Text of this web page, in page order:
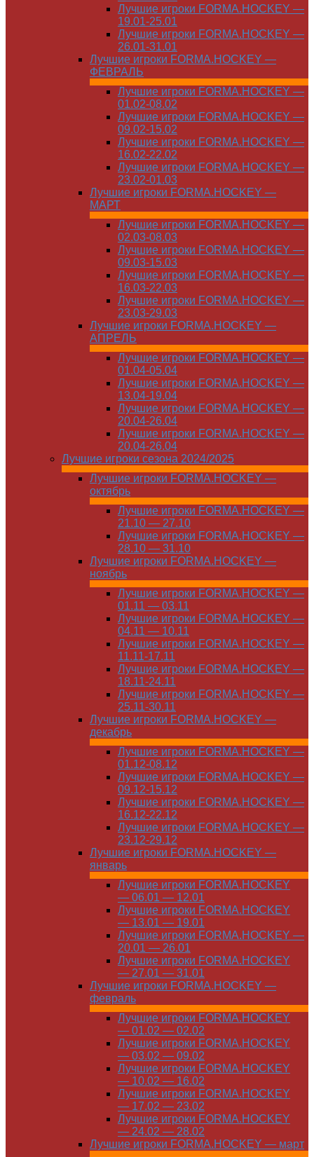
Лучшие игроки FORMA.HOCKEY —
19.01-25.01
Лучшие игроки FORMA.HOCKEY —
26.01-31.01
Лучшие игроки FORMA.HOCKEY —
ФЕВРАЛЬ
Лучшие игроки FORMA.HOCKEY —
01.02-08.02
Лучшие игроки FORMA.HOCKEY —
09.02-15.02
Лучшие игроки FORMA.HOCKEY —
16.02-22.02
Лучшие игроки FORMA.HOCKEY —
23.02-01.03
Лучшие игроки FORMA.HOCKEY —
МАРТ
Лучшие игроки FORMA.HOCKEY —
02.03-08.03
Лучшие игроки FORMA.HOCKEY —
09.03-15.03
Лучшие игроки FORMA.HOCKEY —
16.03-22.03
Лучшие игроки FORMA.HOCKEY —
23.03-29.03
Лучшие игроки FORMA.HOCKEY —
АПРЕЛЬ
Лучшие игроки FORMA.HOCKEY —
01.04-05.04
Лучшие игроки FORMA.HOCKEY —
13.04-19.04
Лучшие игроки FORMA.HOCKEY —
20.04-26.04
Лучшие игроки FORMA.HOCKEY —
20.04-26.04
Лучшие игроки сезона 2024/2025
Лучшие игроки FORMA.HOCKEY —
октябрь
Лучшие игроки FORMA.HOCKEY —
21.10 — 27.10
Лучшие игроки FORMA.HOCKEY —
28.10 — 31.10
Лучшие игроки FORMA.HOCKEY —
ноябрь
Лучшие игроки FORMA.HOCKEY —
01.11 — 03.11
Лучшие игроки FORMA.HOCKEY —
04.11 — 10.11
Лучшие игроки FORMA.HOCKEY —
11.11-17.11
Лучшие игроки FORMA.HOCKEY —
18.11-24.11
Лучшие игроки FORMA.HOCKEY —
25.11-30.11
Лучшие игроки FORMA.HOCKEY —
декабрь
Лучшие игроки FORMA.HOCKEY —
01.12-08.12
Лучшие игроки FORMA.HOCKEY —
09.12-15.12
Лучшие игроки FORMA.HOCKEY —
16.12-22.12
Лучшие игроки FORMA.HOCKEY —
23.12-29.12
Лучшие игроки FORMA.HOCKEY —
январь
Лучшие игроки FORMA.HOCKEY
— 06.01 — 12.01
Лучшие игроки FORMA.HOCKEY
— 13.01 — 19.01
Лучшие игроки FORMA.HOCKEY —
20.01 — 26.01
Лучшие игроки FORMA.HOCKEY
— 27.01 — 31.01
Лучшие игроки FORMA.HOCKEY —
февраль
Лучшие игроки FORMA.HOCKEY
— 01.02 — 02.02
Лучшие игроки FORMA.HOCKEY
— 03.02 — 09.02
Лучшие игроки FORMA.HOCKEY
— 10.02 — 16.02
Лучшие игроки FORMA.HOCKEY
— 17.02 — 23.02
Лучшие игроки FORMA.HOCKEY
— 24.02 — 28.02
Лучшие игроки FORMA.HOCKEY — март